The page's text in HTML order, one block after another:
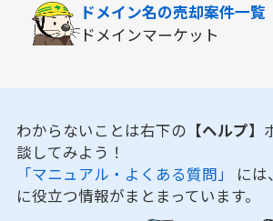
ドメイン名の売却案件一覧
ドメインマーケット
わからないことは右下の 【ヘルプ】
談してみよう！
「マニュアル・よくある質問」 には
に役立つ情報がまとまっています。